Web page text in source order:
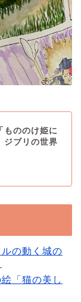
もののけ姫に
ジブリの世界
の動く城の
「猫の美し